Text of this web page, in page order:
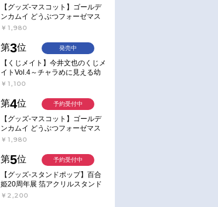
【グッズ-マスコット】ゴールデ
ンカムイ どうぶつフォーゼマス
コット 4.尾形百之助【再販】
￥1,980
第3位
【くじメイト】今井文也のくじメ
イトVol.4～チャラめに見える幼
馴染、実は一途で独占欲が強いん
￥1,100
発売中
第4位
【グッズ-マスコット】ゴールデ
ンカムイ どうぶつフォーゼマス
コット 5.月島軍曹【再販】
￥1,980
予約受付中
第5位
【グッズ-スタンドポップ】百合
姫20周年展 箔アクリルスタンド
E：あおのなち
￥2,200
予約受付中